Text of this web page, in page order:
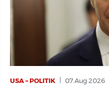
USA – POLITIK 07.Aug 2026